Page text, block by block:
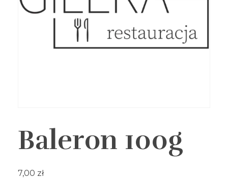
Baleron​​​​​​​​​ 100g
7,00 zł